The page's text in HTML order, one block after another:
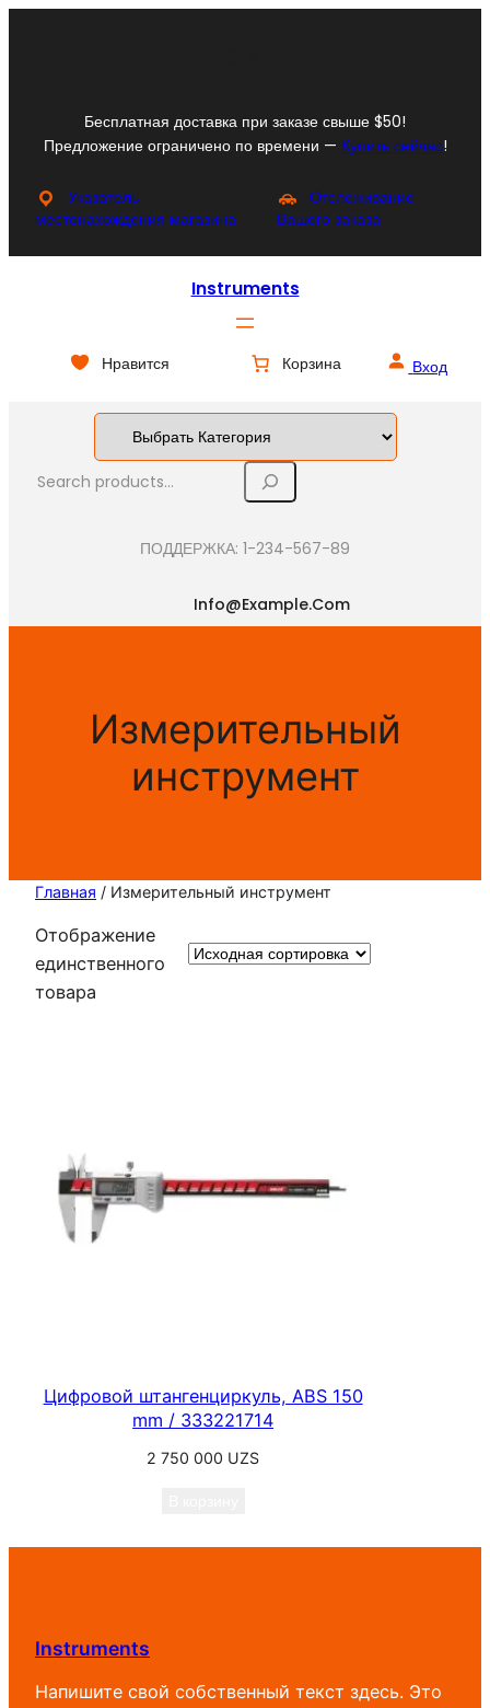
Бесплатная доставка при заказе свыше $50!
Предложение ограничено по времени — Купить сейчас!
Указатель
местонахождения магазина
Отслеживание
Вашего заказа
Instruments
Нравится Корзина Вход
S
ПОДДЕРЖКА: 1-234-567-89
Info@example.com
Измерительный
инструмент
Главная / Измерительный инструмент
Отображение
единственного
товара
Цифровой штангенциркуль, ABS 150
mm / 333221714
2 750 000 UZS
Instruments
Напишите свой собственный текст здесь. Это